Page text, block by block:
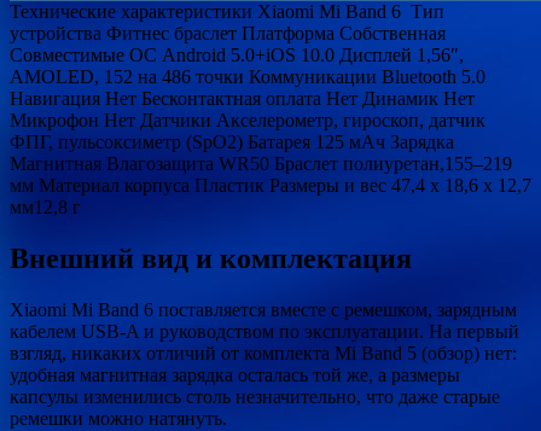
Технические характеристики Xiaomi Mi Band 6 Тип
устройства Фитнес браслет Платформа Собственная
Совместимые ОС Android 5.0+iOS 10.0 Дисплей 1,56″,
AMOLED, 152 на 486 точки Коммуникации Bluetooth 5.0
Навигация Нет Бесконтактная оплата Нет Динамик Нет
Микрофон Нет Датчики Акселерометр, гироскоп, датчик
ФПГ, пульсоксиметр (SpO2) Батарея 125 мАч Зарядка
Магнитная Влагозащита WR50 Браслет полиуретан,155–219
мм Материал корпуса Пластик Размеры и вес 47,4 x 18,6 x 12,7
мм12,8 г
Внешний вид и комплектация
Xiaomi Mi Band 6 поставляется вместе с ремешком, зарядным
кабелем USB-A и руководством по эксплуатации. На первый
взгляд, никаких отличий от комплекта Mi Band 5 (обзор) нет:
удобная магнитная зарядка осталась той же, а размеры
капсулы изменились столь незначительно, что даже старые
ремешки можно натянуть.